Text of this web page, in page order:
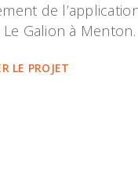
de
Galion à Menton.
LE PROJET